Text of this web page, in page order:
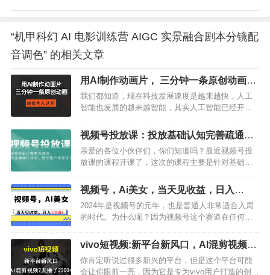
“机甲科幻 AI 电影训练营 AIGC 实景融合剧本分镜配
音调色” 的相关文章
用AI制作动画片， 三分钟一条原创动画，
轻松月入过万
我们都知道，现在科技发展速度是越来越快，人工
智能也发展的越来越智能，其实人工智能已经开始
今天给大家带来的这个项目是用AI制作动画片，我
就问问大家，现在还有人不会画画吗？可以说，会
画画的人已经可以说是越来越少啦，当然啦，这并
不影响我们学习，毕竟人工智能的出现…
视频号投放课：投放基础认知完善疏通，
快速建模打标签，稳住投产稳住账号
亲爱的各位小伙伴们，你们知道吗？最近视频号投
放课的课程开课了，这次的课程主要是针对基础投
的投放技巧，提高投放效果。在视频号投放课中，
我们会教大家如何完善投放认知，包括了解视频号
的定位、目标用户、内容类型以及优化投放策略等
方面的知识。这些知识点都非常实用，能…
视频号，Ai美女，当天见收益，日入
1000+
2024年是视频号的元年，也是普通人非常适合入局
的时代。为什么呢？因为视频号这个赛道在任何平
号都是非常有优势的。现在，我给大家带来一个保
姆级教学，让大家当天见收益，日入1000+轻轻松
松。很简单，只需要跟着我的教学，按照我的方法
vivo短视频:新平台新风口，AI混剪视频7
天撸了2300+
你肯定听说过很多新兴的平台，但是这个平台可能
会让你眼前一亮，因为它是专为vivo用户打造的创作